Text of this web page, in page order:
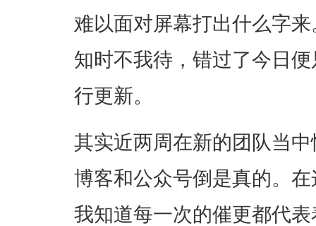
难以面对屏幕打出什么字
知时不我待，错过了今日
行更新。
其实近两周在新的团队当
博客和公众号倒是真的。
我知道每一次的催更都代